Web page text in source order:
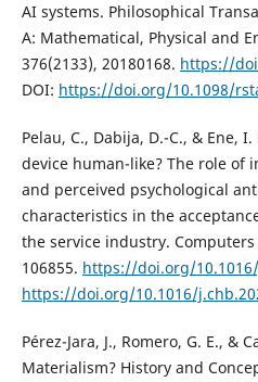
AI systems. Philosophical
A: Mathematical, Physical and
376(2133), 20180168. https://
DOI: https://doi.org/10.1098/
Pelau, C., Dabija, D.-C., & Ene,
device human-like? The role of
and perceived psychological
characteristics in the
the service industry.
106855. https://doi.org/
https://doi.org/10.1016/
Pérez-Jara, J., Romero, G. E., &
Materialism? History and